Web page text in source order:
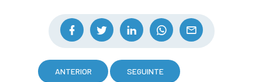
ANTERIOR SEGUINTE